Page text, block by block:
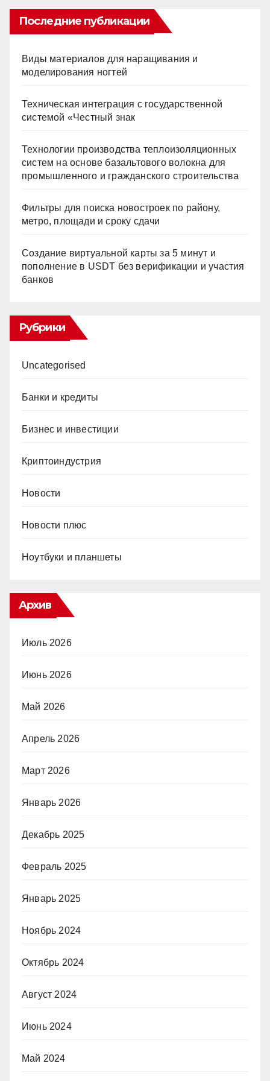
Последние публикации
Виды материалов для наращивания и
моделирования ногтей
Техническая интеграция с государственной
системой «Честный знак
Технологии производства теплоизоляционных
систем на основе базальтового волокна для
промышленного и гражданского строительства
Фильтры для поиска новостроек по району,
метро, площади и сроку сдачи
Создание виртуальной карты за 5 минут и
пополнение в USDT без верификации и участия
банков
Рубрики
Uncategorised
Банки и кредиты
Бизнес и инвестиции
Криптоиндустрия
Новости
Новости плюс
Ноутбуки и планшеты
Архив
Июль 2026
Июнь 2026
Май 2026
Апрель 2026
Март 2026
Январь 2026
Декабрь 2025
Февраль 2025
Январь 2025
Ноябрь 2024
Октябрь 2024
Август 2024
Июнь 2024
Май 2024